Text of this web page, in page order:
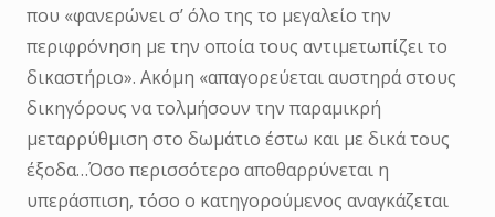
που «φανερώνει σ’ όλο της το μεγαλείο την
περιφρόνηση με την οποία τους αντιμετωπίζει το
δικαστήριο». Ακόμη «απαγορεύεται αυστηρά στους
δικηγόρους να τολμήσουν την παραμικρή
μεταρρύθμιση στο δωμάτιο έστω και με δικά τους
έξοδα…Όσο περισσότερο αποθαρρύνεται η
υπεράσπιση, τόσο ο κατηγορούμενος αναγκάζεται